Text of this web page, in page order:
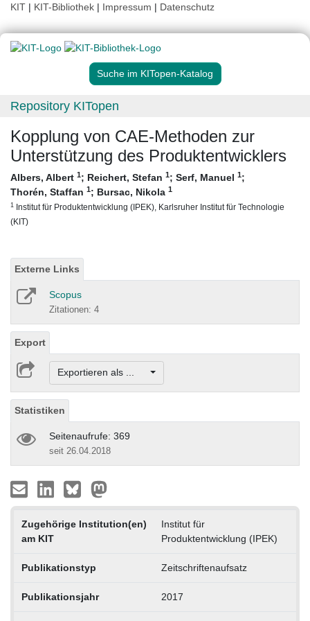
KIT | KIT-Bibliothek | Impressum | Datenschutz
Suche im KITopen-Katalog
Repository KITopen
Kopplung von CAE-Methoden zur
Unterstützung des Produktentwicklers
Albers, Albert 1; Reichert, Stefan 1; Serf, Manuel 1;
Thorén, Staffan 1; Bursac, Nikola 1
1 Institut für Produktentwicklung (IPEK), Karlsruher Institut für Technologie
(KIT)
Externe Links
Scopus
Zitationen: 4
Export
Exportieren als ...
Statistiken
Seitenaufrufe: 369
seit 26.04.2018
Zugehörige Institution(en)
am KIT
Institut für
Produktentwicklung (IPEK)
Publikationstyp Zeitschriftenaufsatz
Publikationsjahr 2017